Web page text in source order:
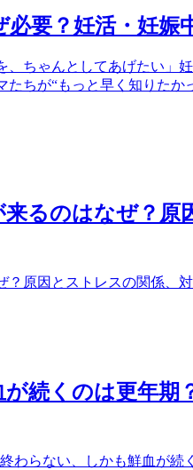
要？妊活・妊娠
、ちゃんとしてあげたい」
ちが“もっと早く知りた
るのはなぜ？
？原因とストレスの関係、
続くのは更年期
わらない、しかも鮮血が